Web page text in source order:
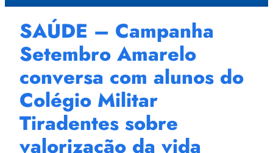
a
SAÚDE – Campanha
Setembro Amarelo
conversa com alunos do
Colégio Militar
Tiradentes sobre
valorização da vida